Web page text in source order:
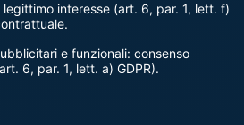
interesse (art. 6, par. 1, lett. f)
e funzionali: consenso
6, par. 1, lett. a) GDPR).